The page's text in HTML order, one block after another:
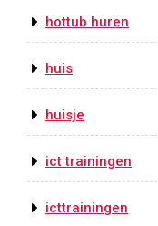
hottub huren
huis
huisje
ict trainingen
icttrainingen